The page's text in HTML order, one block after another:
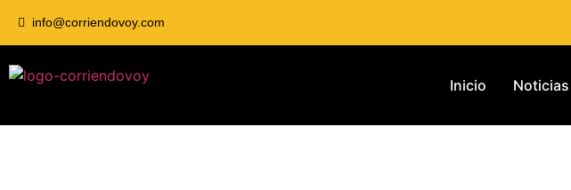
info@corriendovoy.com
Inicio Noticias